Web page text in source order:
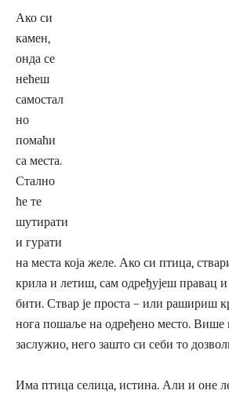
Ако си
камен,
онда се
нећеш
самостал
но
помаћи
са места.
Стално
ће те
шутирати
и гурати
на места која желе. Ако си птица,
крила и летиш, сам одређујеш правац
бити. Ствар је проста – или рашириш
нога пошаље на одређено место. Више
заслужио, него зашто си себи то
Има птица селица, истина. Али и оне